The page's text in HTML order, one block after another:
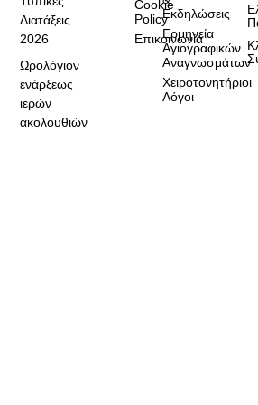
Cookie
Policy
Επικοινωνία
Εκδηλώσεις
Ερμηνεία
Αγιογραφικών
Αναγνωσμάτων
Χειροτονητήριοι
Λόγοι
Διατάξεις
2026
Ωρολόγιον
ενάρξεως
ιερών
ακολουθιών